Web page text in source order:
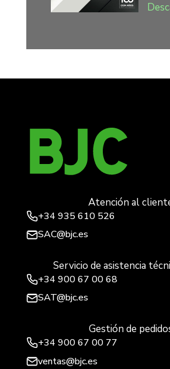
Atención al
+34 935 610 526
SAC@bjc.es
Servicio de asistencia
+34 900 67 00 68
SAT@bjc.es
Gestión de
+34 900 67 00 77
ventas@bjc.es